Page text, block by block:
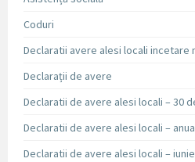
Coduri
Declaratii avere alesi locali incetare
Declarații de avere
Declaratii de avere alesi locali – 30
Declaratii de avere alesi locali –
Declaratii de avere alesi locali –